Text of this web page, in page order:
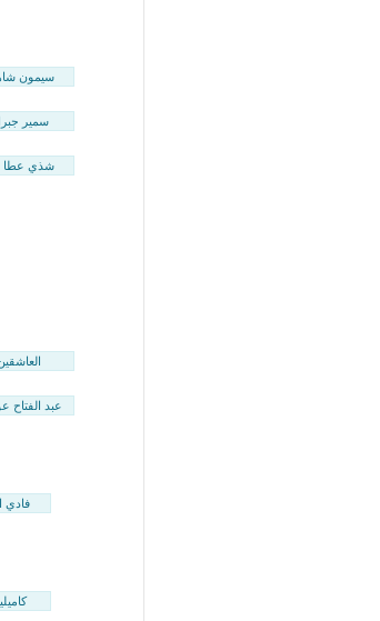
سيمون
سمير
شذي عطا
عبد الفتاح
فادي